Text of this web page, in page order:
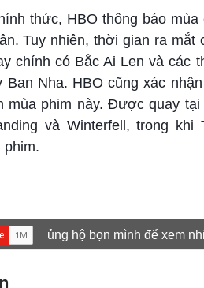
thức, HBO thông báo
Tuy nhiên, thời gian ra
chính có Bắc Ai Len và các
Ban Nha. HBO cũng xác
mùa phim này. Được quay
và Winterfell, trong
phim.
ủng hộ bọn mình để xem